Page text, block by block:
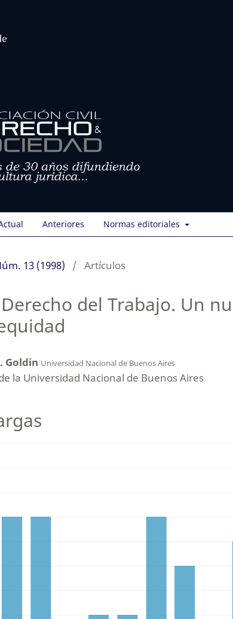
Anteriores Normas editoriales
13 (1998) / Artículos
del Trabajo. Un
Goldin Universidad Nacional de Buenos Aires
la Universidad Nacional de Buenos Aires